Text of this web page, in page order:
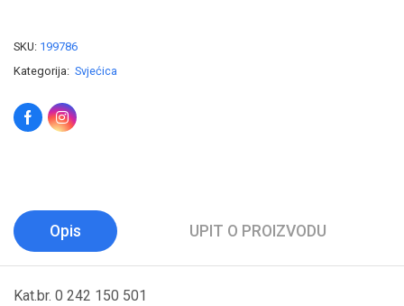
SKU: 199786
Kategorija: Svjećica
Opis UPIT O PROIZVODU
Kat.br. 0 242 150 501